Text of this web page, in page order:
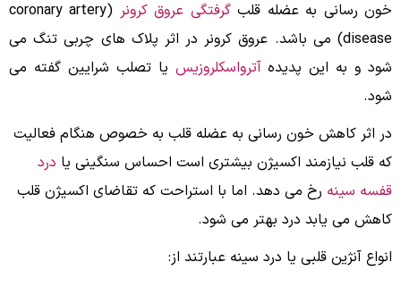
خون رسانی به عضله قلبگرفتگی عروق کرونر
(coronary artery
disease) می باشد. عروق کرونر در اثر پلاک های چربی تنگ می
شود و به این پدیدهآترواسکلروزیس یا تصلب شرایین گفته می
شود.
در اثر کاهش خون رسانی به عضله قلب به خصوص هنگام فعالیت
که قلب نیازمند اکسیژن بیشتری است احساس سنگینی یا درد
قفسه سینه رخ می دهد. اما با استراحت که تقاضای اکسیژن قلب
کاهش می یابد درد بهتر می شود.
انواع آنژین قلبی یا درد سینه عبارتند از: